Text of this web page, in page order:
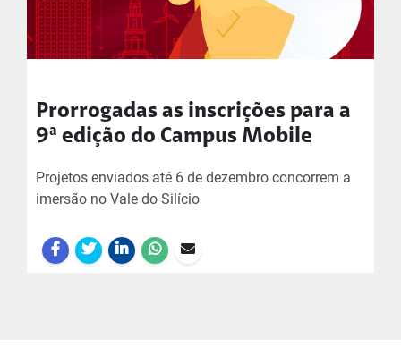
Prorrogadas as inscrições para a
9ª edição do Campus Mobile
Projetos enviados até 6 de dezembro concorrem a
imersão no Vale do Silício